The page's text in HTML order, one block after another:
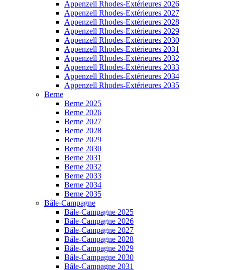
Appenzell Rhodes-Extérieures 2026
Appenzell Rhodes-Extérieures 2027
Appenzell Rhodes-Extérieures 2028
Appenzell Rhodes-Extérieures 2029
Appenzell Rhodes-Extérieures 2030
Appenzell Rhodes-Extérieures 2031
Appenzell Rhodes-Extérieures 2032
Appenzell Rhodes-Extérieures 2033
Appenzell Rhodes-Extérieures 2034
Appenzell Rhodes-Extérieures 2035
Berne
Berne 2025
Berne 2026
Berne 2027
Berne 2028
Berne 2029
Berne 2030
Berne 2031
Berne 2032
Berne 2033
Berne 2034
Berne 2035
Bâle-Campagne
Bâle-Campagne 2025
Bâle-Campagne 2026
Bâle-Campagne 2027
Bâle-Campagne 2028
Bâle-Campagne 2029
Bâle-Campagne 2030
Bâle-Campagne 2031